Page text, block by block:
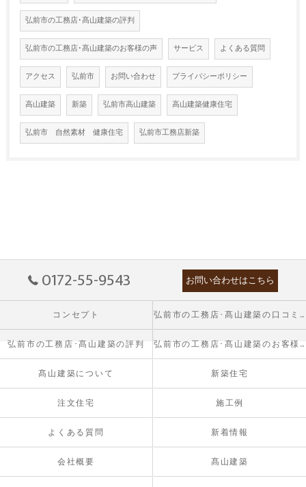
弘前市の工務店･髙山建築の評判
弘前市の工務店･髙山建築のお客様の声 サービス よくある質問
アクセス 弘前市 お問い合わせ プライバシーポリシー
高山建築 新築 弘前市高山建築 高山建築健康住宅
弘前市 自然素材 健康住宅 弘前市工務店新築
0172-55-9543 お問い合わせはこちら
コンセプト 弘前市の工務店･髙山建築の口コミ情報
弘前市の工務店･髙山建築の評判 弘前市の工務店･髙山建築のお客様の声
髙山建築について 新築住宅
注文住宅 施工例
よくある質問 新着情報
会社概要 髙山建築